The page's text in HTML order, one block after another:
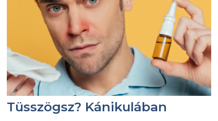
Tüsszögsz? Kánikulában